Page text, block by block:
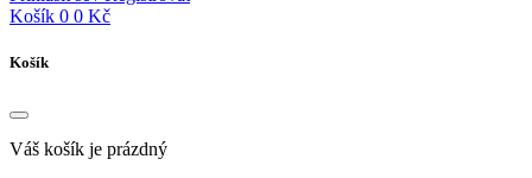
Košík 0 0 Kč
Košík
Váš košík je prázdný